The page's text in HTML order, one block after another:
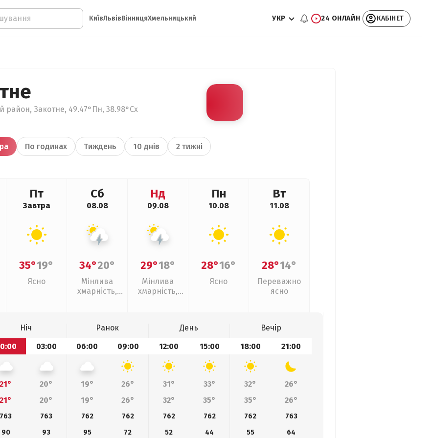
КиївЛьвівВінницяХмельницький УКР 24 ОНЛАЙН КАБІНЕТ
район, Закотне, 49.47°Пн, 38.98°Сх
По годинах Тиждень 10 днів 2 тижні
Пт
Завтра
35°19°
Ясно
Сб
08.08
34°20°
Мінлива
хмарність,
Нд
09.08
29°18°
Мінлива
хмарність,
Пн
10.08
28°16°
Ясно
Вт
11.08
28°14°
Переважно
ясно
Ніч Ранок День
Вечір
03:00 06:00 09:00 12:00 15:00 18:00 21:00
21° 20° 19° 26° 31° 33° 32°
26°
21°
20° 19° 26° 32° 35° 35° 26°
763 763 762 762 762 762 762
763
90
93 95 72 52 44 55
64